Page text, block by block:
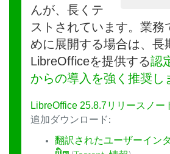
んが、長くテ
ストされています。業務
めに展開する場合は、長
LibreOfficeを提供する認
からの導入を強く推奨し
LibreOffice 25.8.7リリースノー
追加ダウンロード:
翻訳されたユーザーイン